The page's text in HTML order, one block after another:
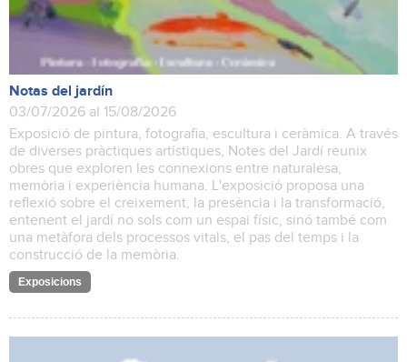
Notas del jardín
03/07/2026 al 15/08/2026
Exposició de pintura, fotografia, escultura i ceràmica. A través
de diverses pràctiques artístiques, Notes del Jardí reunix
obres que exploren les connexions entre naturalesa,
memòria i experiència humana. L'exposició proposa una
reflexió sobre el creixement, la presència i la transformació,
entenent el jardí no sols com un espai físic, sinó també com
una metàfora dels processos vitals, el pas del temps i la
construcció de la memòria.
Exposicions